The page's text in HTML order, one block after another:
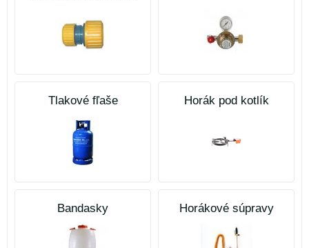
Tlakové fľaše Horák pod kotlík
Bandasky Horákové súpravy